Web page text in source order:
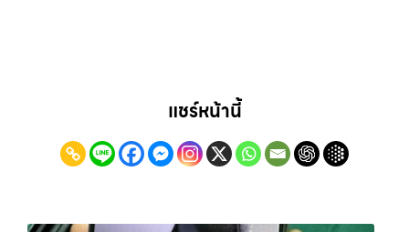
แชร์หน้านี้